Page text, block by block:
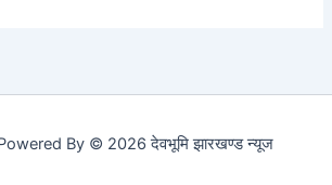
By © 2026 देवभूमि झारखण्ड न्यूज